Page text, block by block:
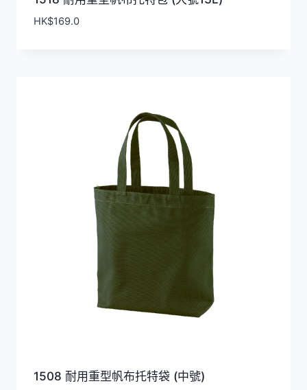
HK$169.0
1508 耐用重型帆布托特袋 (中號)